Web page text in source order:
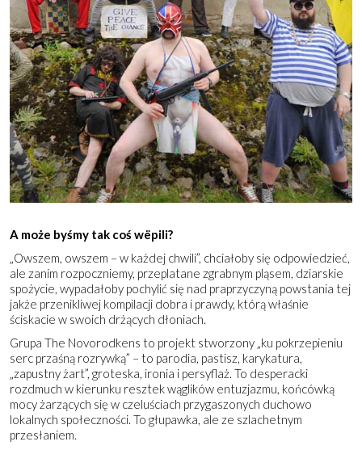
A może byśmy tak coś wëpili?
„Owszem, owszem – w każdej chwili”, chciałoby się odpowiedzieć,
ale zanim rozpoczniemy, przeplatane zgrabnym pląsem, dziarskie
spożycie, wypadałoby pochylić się nad praprzyczyną powstania tej
jakże przenikliwej kompilacji dobra i prawdy, którą właśnie
ściskacie w swoich drżących dłoniach.
Grupa The Novorodkens to projekt stworzony „ku pokrzepieniu
serc przaśną rozrywką” – to parodia, pastisz, karykatura,
„zapustny żart”, groteska, ironia i persyflaż. To desperacki
rozdmuch w kierunku resztek wąglików entuzjazmu, końcówką
mocy żarzących się w czeluściach przygaszonych duchowo
lokalnych społeczności. To głupawka, ale ze szlachetnym
przesłaniem.